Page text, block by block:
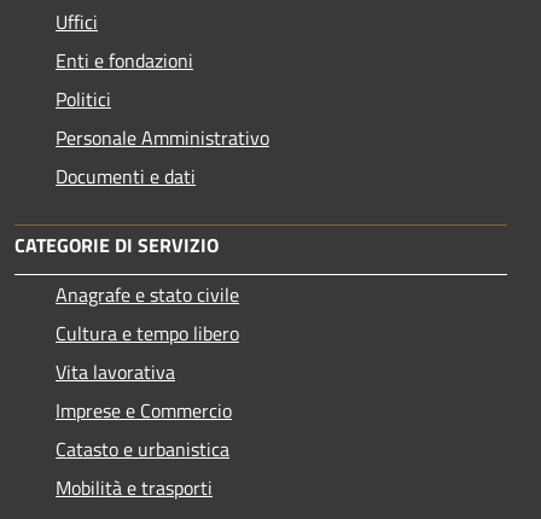
Uffici
Enti e fondazioni
Politici
Personale Amministrativo
Documenti e dati
CATEGORIE DI SERVIZIO
Anagrafe e stato civile
Cultura e tempo libero
Vita lavorativa
Imprese e Commercio
Catasto e urbanistica
Mobilità e trasporti